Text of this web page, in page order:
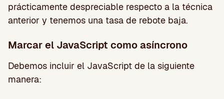
prácticamente despreciable respecto a la técnica
anterior y tenemos una tasa de rebote baja.
Marcar el JavaScript como asíncrono
Debemos incluir el JavaScript de la siguiente
manera: